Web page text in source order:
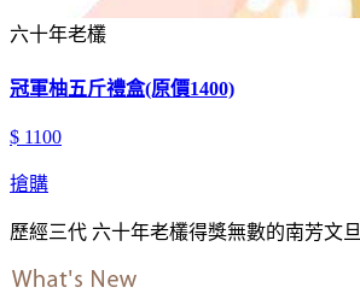
六十年老欉
冠軍柚五斤禮盒(原價1400)
$ 1100
搶購
歷經三代 六十年老欉得獎無數的南芳文旦